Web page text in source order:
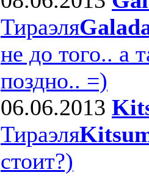
Тираэля
не до того.. а
поздно.. =)
06.06.2013
Тираэля
стоит?)